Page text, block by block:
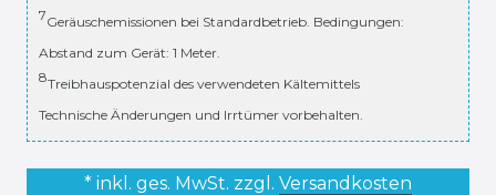
7Geräuschemissionen bei Standardbetrieb. Bedingungen:
Abstand zum Gerät: 1 Meter.
8Treibhauspotenzial des verwendeten Kältemittels
Technische Änderungen und Irrtümer vorbehalten.
* inkl. ges. MwSt. zzgl. Versandkosten